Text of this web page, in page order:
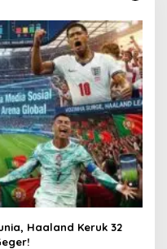
Haaland Keruk 32